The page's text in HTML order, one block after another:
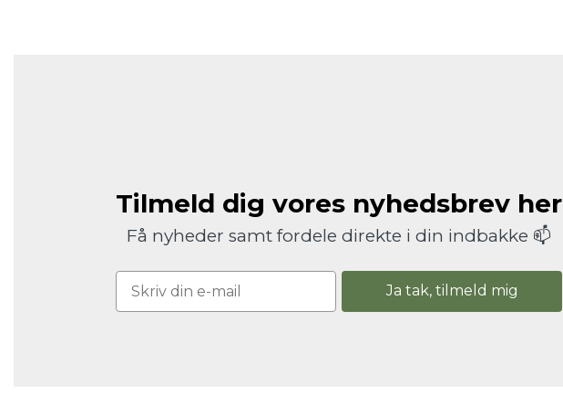
Tilmeld dig vores nyhedsbrev her
Få nyheder samt fordele direkte i din indbakke 📫
Ja tak, tilmeld mig